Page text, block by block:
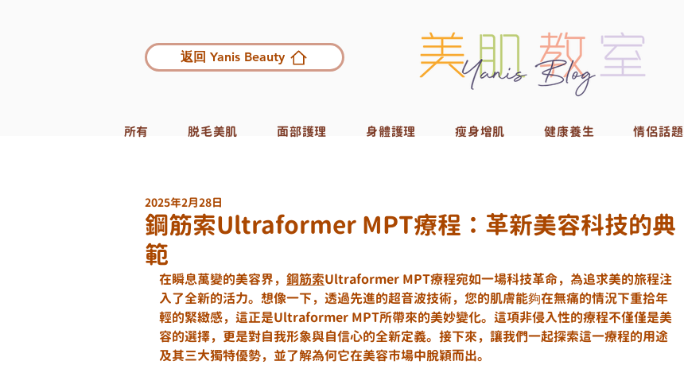
返回 Yanis Beauty
所有 脱毛美肌 面部護理 身體護理 瘦身增肌 健康養生 情侶話題
鋼筋索Ultraformer MPT療程：革新美容科技的典
範
2025年2月28日
在瞬息萬變的美容界， 鋼筋索Ultraformer MPT療程宛如一場科技革命，為追求美的旅程注
入了全新的活力。想像一下，透過先進的超音波技術，您的肌膚能夠在無痛的情況下重拾年
輕的緊緻感，這正是Ultraformer MPT所帶來的美妙變化。這項非侵入性的療程不僅僅是美
容的選擇，更是對自我形象與自信心的全新定義。接下來，讓我們一起探索這一療程的用途
及其三大獨特優勢，並了解為何它在美容市場中脫穎而出。